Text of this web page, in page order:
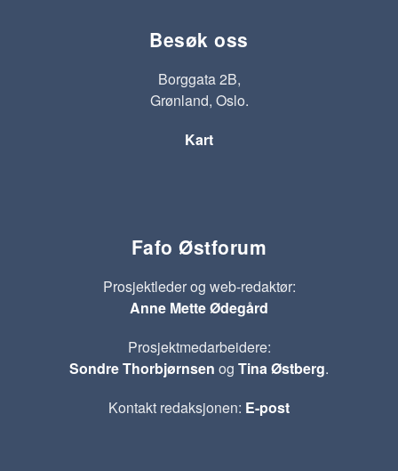
Besøk oss
Borggata 2B,
Grønland, Oslo.
Kart
Fafo Østforum
Prosjektleder og web-redaktør:
Anne Mette Ødegård
Prosjektmedarbeidere:
Sondre Thorbjørnsen og Tina Østberg.
Kontakt redaksjonen: E-post